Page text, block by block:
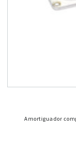
Amortiguador